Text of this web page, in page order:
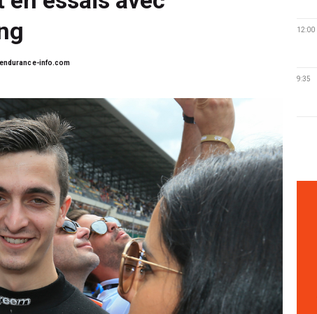
info.com
12:00
9:35